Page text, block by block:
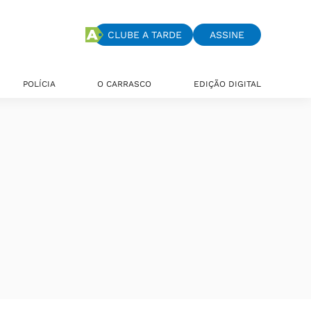
CLUBE A TARDE ASSINE
POLÍCIA O CARRASCO EDIÇÃO DIGITAL